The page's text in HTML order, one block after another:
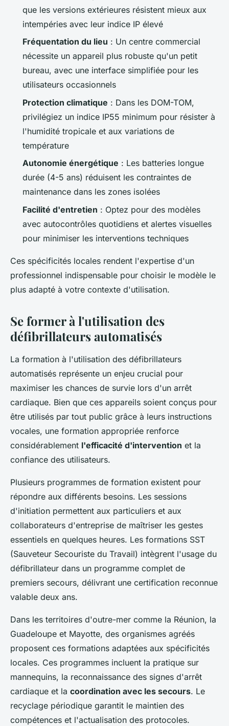
que les versions extérieures résistent mieux aux
intempéries avec leur indice IP élevé
Fréquentation du lieu : Un centre commercial
nécessite un appareil plus robuste qu'un petit
bureau, avec une interface simplifiée pour les
utilisateurs occasionnels
Protection climatique : Dans les DOM-TOM,
privilégiez un indice IP55 minimum pour résister à
l'humidité tropicale et aux variations de
température
Autonomie énergétique : Les batteries longue
durée (4-5 ans) réduisent les contraintes de
maintenance dans les zones isolées
Facilité d'entretien : Optez pour des modèles
avec autocontrôles quotidiens et alertes visuelles
pour minimiser les interventions techniques
Ces spécificités locales rendent l'expertise d'un
professionnel indispensable pour choisir le modèle le
plus adapté à votre contexte d'utilisation.
Se former à l'utilisation des
défibrillateurs automatisés
La formation à l'utilisation des défibrillateurs
automatisés représente un enjeu crucial pour
maximiser les chances de survie lors d'un arrêt
cardiaque. Bien que ces appareils soient conçus pour
être utilisés par tout public grâce à leurs instructions
vocales, une formation appropriée renforce
considérablement l'efficacité d'intervention et la
confiance des utilisateurs.
Plusieurs programmes de formation existent pour
répondre aux différents besoins. Les sessions
d'initiation permettent aux particuliers et aux
collaborateurs d'entreprise de maîtriser les gestes
essentiels en quelques heures. Les formations SST
(Sauveteur Secouriste du Travail) intègrent l'usage du
défibrillateur dans un programme complet de
premiers secours, délivrant une certification reconnue
valable deux ans.
Dans les territoires d'outre-mer comme la Réunion, la
Guadeloupe et Mayotte, des organismes agréés
proposent ces formations adaptées aux spécificités
locales. Ces programmes incluent la pratique sur
mannequins, la reconnaissance des signes d'arrêt
cardiaque et la coordination avec les secours. Le
recyclage périodique garantit le maintien des
compétences et l'actualisation des protocoles.